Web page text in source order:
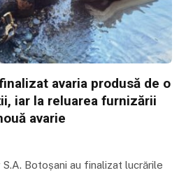
avaria produsă de o
iar la reluarea furnizării
avarie
Botoșani au finalizat lucrările